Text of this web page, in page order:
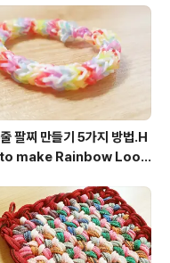
★인
팔찌 만들기 5가지 방법.H
make Rainbow Loo